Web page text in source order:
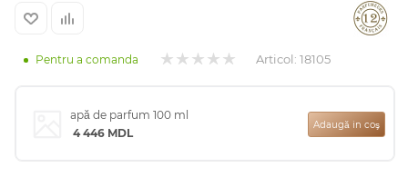
Pentru a comanda Articol: 18105
apă de parfum 100 ml
4 446 MDL
Adaugă in coş